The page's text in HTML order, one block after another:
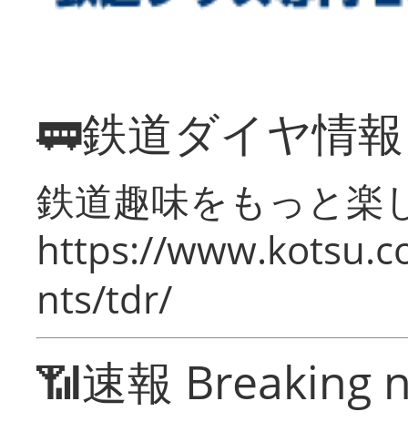
🚃鉄道ダイヤ情
鉄道趣味をもっと楽
https://
nts/tdr/
📶速報 Breaking